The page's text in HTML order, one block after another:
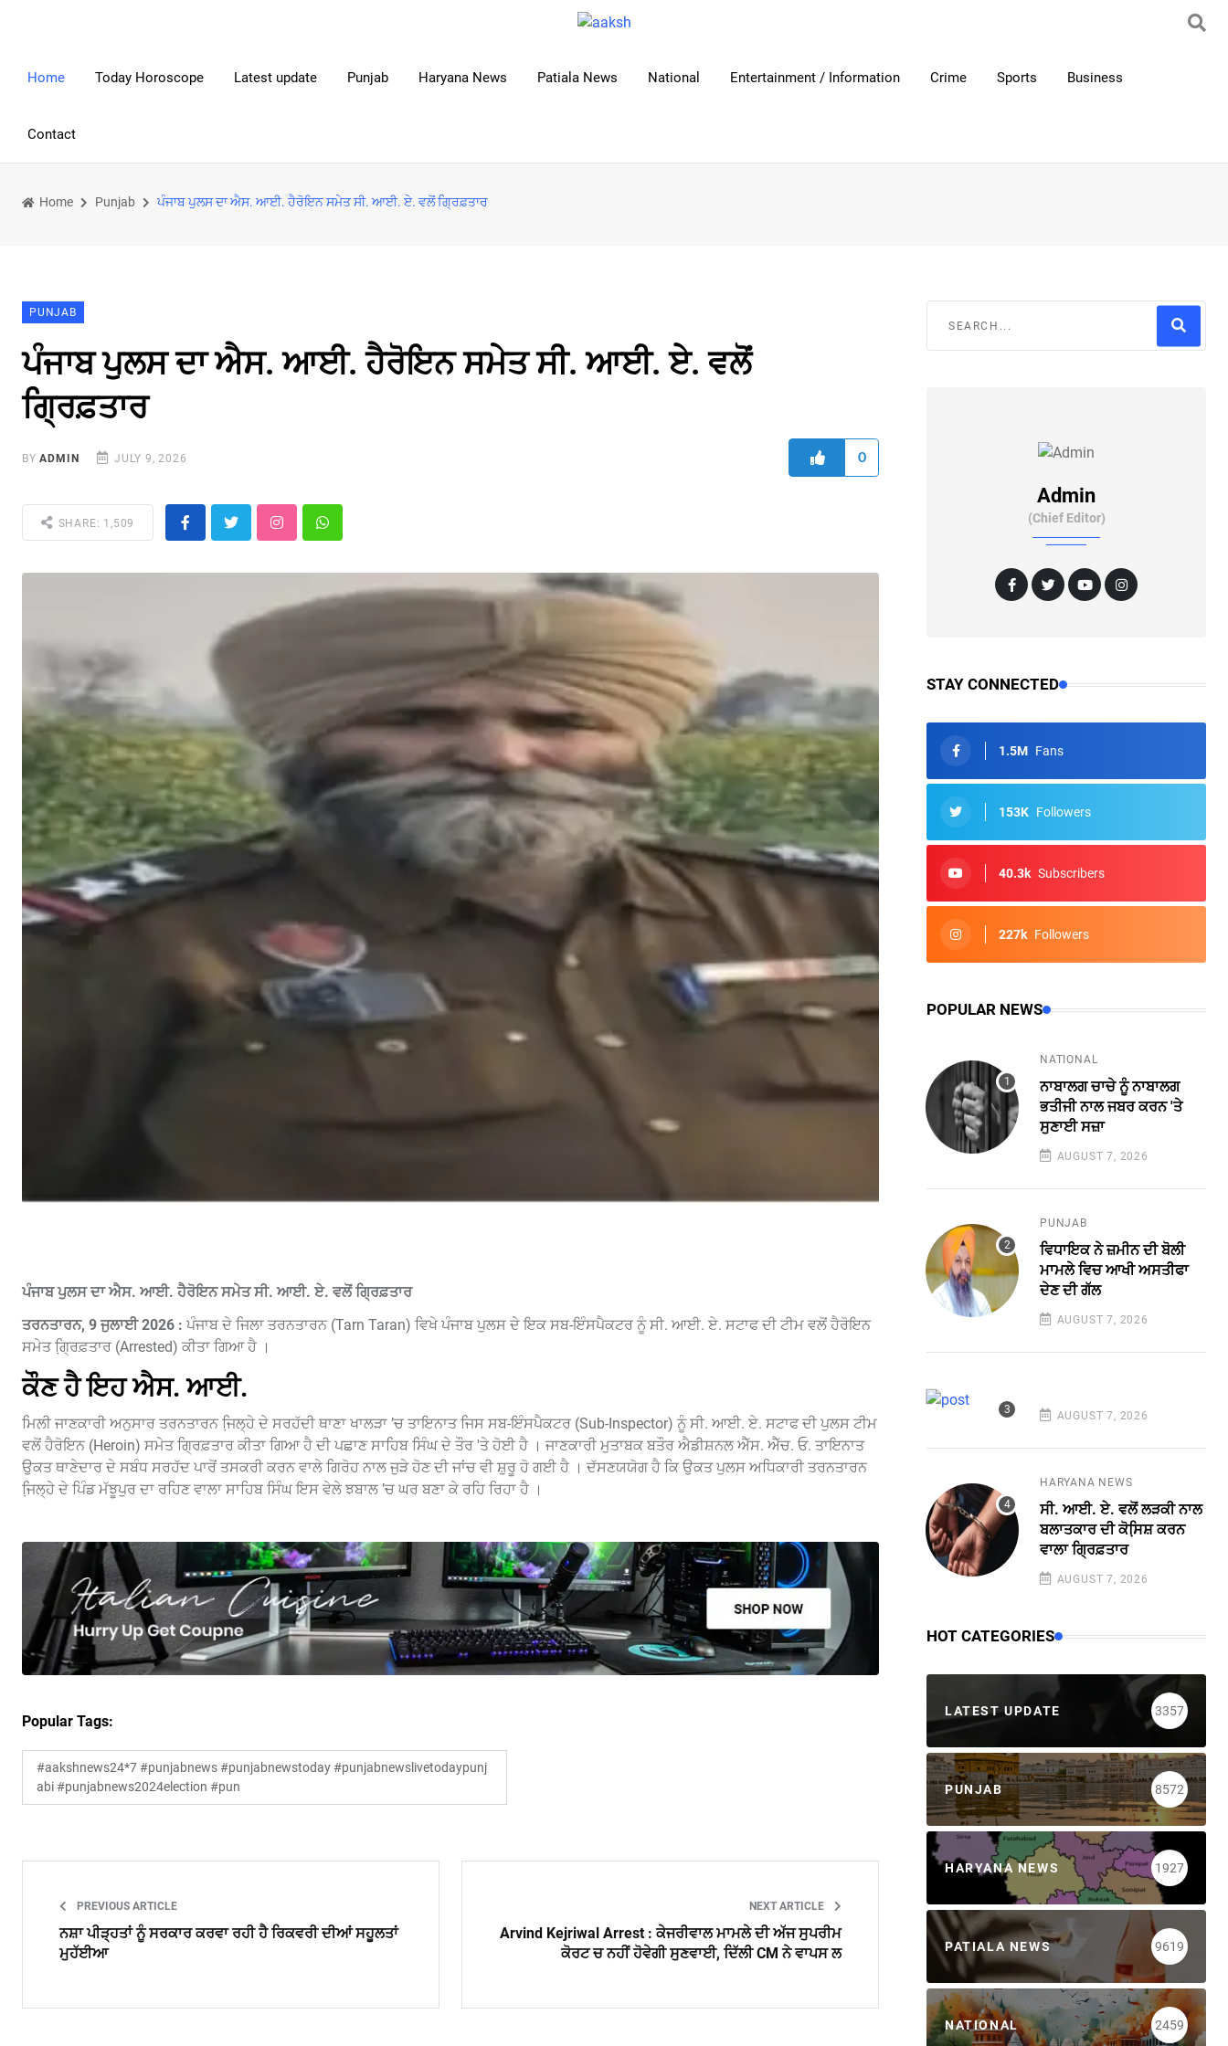
Home Today Horoscope Latest update Punjab Haryana News Patiala News National Entertainment / Information Crime Sports Business
Contact
Home Punjab ਪੰਜਾਬ ਪੁਲਸ ਦਾ ਐਸ. ਆਈ. ਹੈਰੋਇਨ ਸਮੇਤ ਸੀ. ਆਈ. ਏ. ਵਲੋਂ ਗ੍ਰਿਫ਼ਤਾਰ
PUNJAB
ਪੰਜਾਬ ਪੁਲਸ ਦਾ ਐਸ. ਆਈ. ਹੈਰੋਇਨ ਸਮੇਤ ਸੀ. ਆਈ. ਏ. ਵਲੋਂ
ਗ੍ਰਿਫ਼ਤਾਰ
BYADMIN JULY 9, 2026 0
SHARE: 1,509
ਪੰਜਾਬ ਪੁਲਸ ਦਾ ਐਸ. ਆਈ. ਹੈਰੋਇਨ ਸਮੇਤ ਸੀ. ਆਈ. ਏ. ਵਲੋਂ ਗ੍ਰਿਫ਼ਤਾਰ
ਤਰਨਤਾਰਨ, 9 ਜੁਲਾਈ 2026 : ਪੰਜਾਬ ਦੇ ਜਿਲਾ ਤਰਨਤਾਰਨ (Tarn Taran) ਵਿਖੇ ਪੰਜਾਬ ਪੁਲਸ ਦੇ ਇਕ ਸਬ-ਇੰਸਪੈਕਟਰ ਨੂੰ ਸੀ. ਆਈ. ਏ. ਸਟਾਫ ਦੀ ਟੀਮ ਵਲੋਂ ਹੈਰੋਇਨ
ਸਮੇਤ ਗ੍ਰਿ਼ਫ਼ਤਾਰ (Arrested) ਕੀਤਾ ਗਿਆ ਹੈ ।
ਕੌਣ ਹੈ ਇਹ ਐਸ. ਆਈ.
ਮਿਲੀ ਜਾਣਕਾਰੀ ਅਨੁਸਾਰ ਤਰਨਤਾਰਨ ਜਿ਼ਲ੍ਹੇ ਦੇ ਸਰਹੱਦੀ ਥਾਣਾ ਖਾਲੜਾ ’ਚ ਤਾਇਨਾਤ ਜਿਸ ਸਬ-ਇੰਸਪੈਕਟਰ (Sub-Inspector) ਨੂੰ ਸੀ. ਆਈ. ਏ. ਸਟਾਫ ਦੀ ਪੁਲਸ ਟੀਮ
ਵਲੋਂ ਹੈਰੋਇਨ (Heroin) ਸਮੇਤ ਗ੍ਰਿਫ਼ਤਾਰ ਕੀਤਾ ਗਿਆ ਹੈ ਦੀ ਪਛਾਣ ਸਾਹਿਬ ਸਿੰਘ ਦੇ ਤੌਰ 'ਤੇ ਹੋਈ ਹੈ । ਜਾਣਕਾਰੀ ਮੁਤਾਬਕ ਬਤੌਰ ਐਡੀਸ਼ਨਲ ਐੱਸ. ਐੱਚ. ਓ. ਤਾਇਨਾਤ
ਉਕਤ ਥਾਣੇਦਾਰ ਦੇ ਸਬੰਧ ਸਰਹੱਦ ਪਾਰੋਂ ਤਸਕਰੀ ਕਰਨ ਵਾਲੇ ਗਿਰੋਹ ਨਾਲ ਜੁੜੇ ਹੋਣ ਦੀ ਜਾਂਚ ਵੀ ਸ਼ੁਰੂ ਹੋ ਗਈ ਹੈ । ਦੱਸਣਯਯੋਗ ਹੈ ਕਿ ਉਕਤ ਪੁਲਸ ਅਧਿਕਾਰੀ ਤਰਨਤਾਰਨ
ਜਿ਼ਲ੍ਹੇ ਦੇ ਪਿੰਡ ਮੱਝੂਪੁਰ ਦਾ ਰਹਿਣ ਵਾਲਾ ਸਾਹਿਬ ਸਿੰਘ ਇਸ ਵੇਲੇ ਝਬਾਲ ’ਚ ਘਰ ਬਣਾ ਕੇ ਰਹਿ ਰਿਹਾ ਹੈ ।
Popular Tags:
#aakshnews24*7 #punjabnews #punjabnewstoday #punjabnewslivetodaypunj
abi #punjabnews2024election #pun
PREVIOUS ARTICLE
ਨਸ਼ਾ ਪੀੜ੍ਹਤਾਂ ਨੂੰ ਸਰਕਾਰ ਕਰਵਾ ਰਹੀ ਹੈ ਰਿਕਵਰੀ ਦੀਆਂ ਸਹੂਲਤਾਂ
ਮੁਹੱਈਆ
NEXT ARTICLE
Arvind Kejriwal Arrest : ਕੇਜਰੀਵਾਲ ਮਾਮਲੇ ਦੀ ਅੱਜ ਸੁਪਰੀਮ
ਕੋਰਟ ਚ ਨਹੀਂ ਹੋਵੇਗੀ ਸੁਣਵਾਈ, ਦਿੱਲੀ CM ਨੇ ਵਾਪਸ ਲ
Admin
(Chief Editor)
STAY CONNECTED
1.5M Fans
153K Followers
40.3k Subscribers
227k Followers
POPULAR NEWS
NATIONAL
ਨਾਬਾਲਗ ਚਾਚੇ ਨੂੰ ਨਾਬਾਲਗ
ਭਤੀਜੀ ਨਾਲ ਜਬਰ ਕਰਨ 'ਤੇ
ਸੁਣਾਈ ਸਜ਼ਾ
AUGUST 7, 2026
PUNJAB
ਵਿਧਾਇਕ ਨੇ ਜ਼ਮੀਨ ਦੀ ਬੋਲੀ
ਮਾਮਲੇ ਵਿਚ ਆਖੀ ਅਸਤੀਫਾ
ਦੇਣ ਦੀ ਗੱਲ
AUGUST 7, 2026
AUGUST 7, 2026
HARYANA NEWS
ਸੀ. ਆਈ. ਏ. ਵਲੋਂ ਲੜਕੀ ਨਾਲ
ਬਲਾਤਕਾਰ ਦੀ ਕੋਸਿ਼ਸ਼ ਕਰਨ
ਵਾਲਾ ਗ੍ਰਿਫ਼ਤਾਰ
AUGUST 7, 2026
HOT CATEGORIES
LATEST UPDATE 3357
PUNJAB 8572
HARYANA NEWS 1927
PATIALA NEWS 9619
NATIONAL 2459